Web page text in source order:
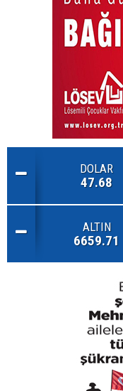
DOLAR
47.68
ALTIN
6659.71